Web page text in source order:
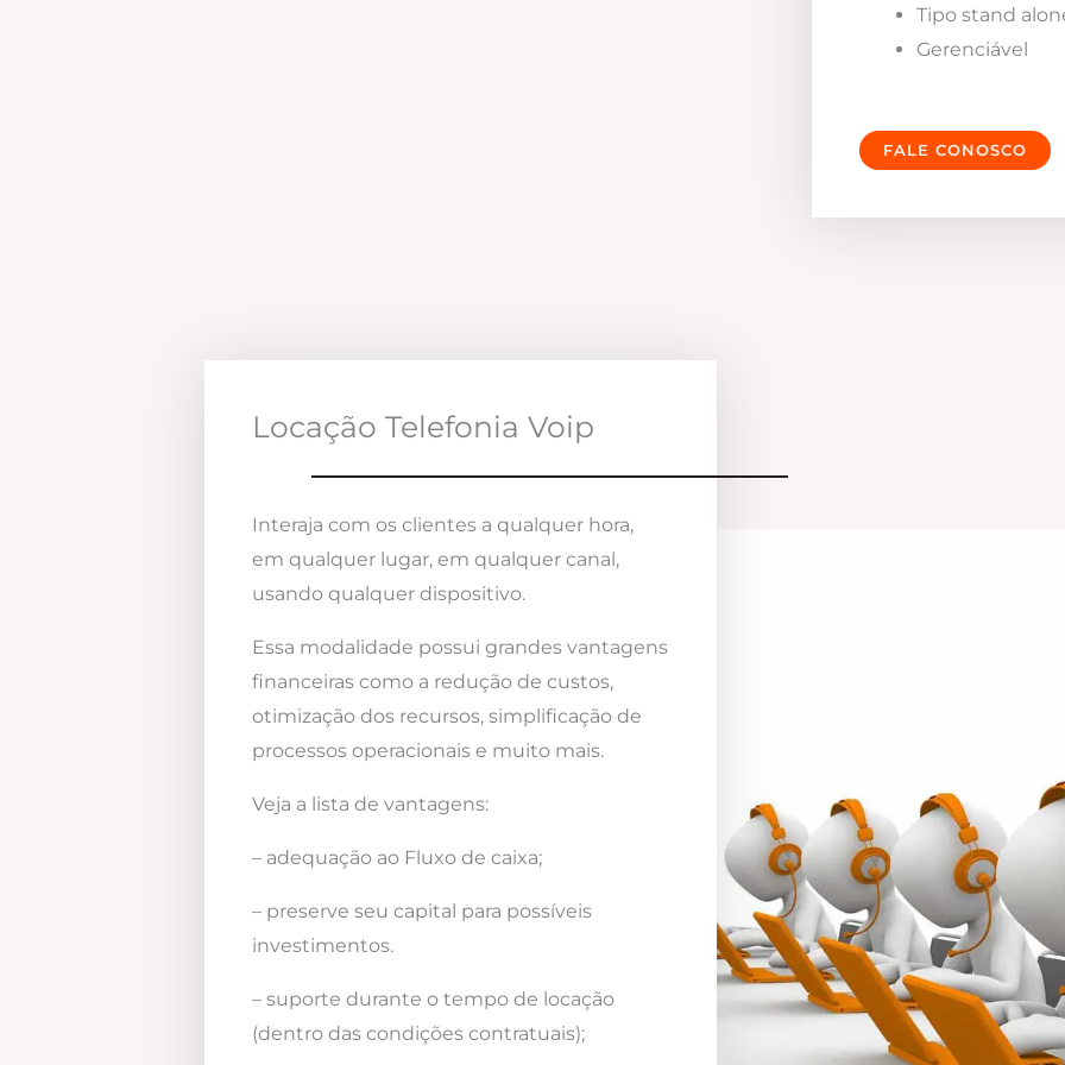
Tipo stand
Gerenciável
FALE CONOSCO
Locação Telefonia Voip
Interaja com os clientes a qualquer hora,
em qualquer lugar, em qualquer canal,
usando qualquer dispositivo.
Essa modalidade possui grandes vantagens
financeiras como a redução de custos,
otimização dos recursos, simplificação de
processos operacionais e muito mais.
Veja a lista de vantagens:
– adequação ao Fluxo de caixa;
– preserve seu capital para possíveis
investimentos.
– suporte durante o tempo de locação
(dentro das condições contratuais);